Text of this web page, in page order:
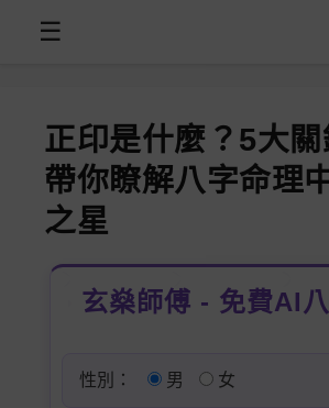
☰
正印是什麼？5大
帶你瞭解八字命理
之星
玄燊師傅 - 免費AI
性別： 男 女